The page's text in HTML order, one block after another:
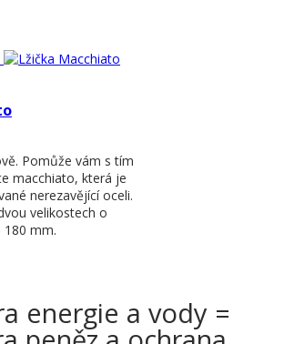
Pomůže vám s tím
macchiato, která je
nerezavějící oceli.
velikostech o
180 mm.
energie a vody =